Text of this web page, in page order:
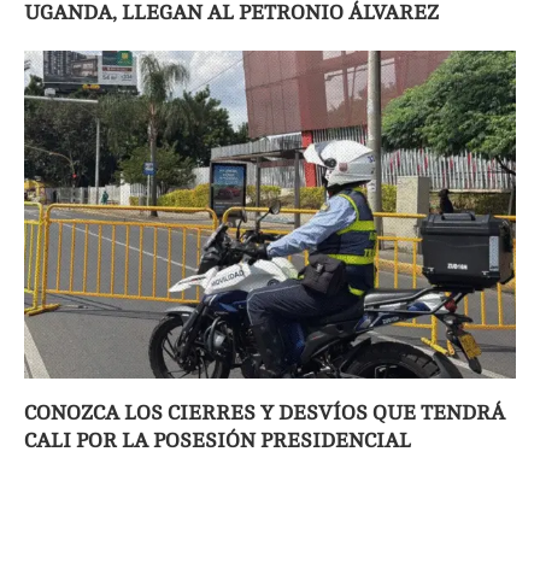
UGANDA, LLEGAN AL PETRONIO ÁLVAREZ
CONOZCA LOS CIERRES Y DESVÍOS QUE TENDRÁ
CALI POR LA POSESIÓN PRESIDENCIAL